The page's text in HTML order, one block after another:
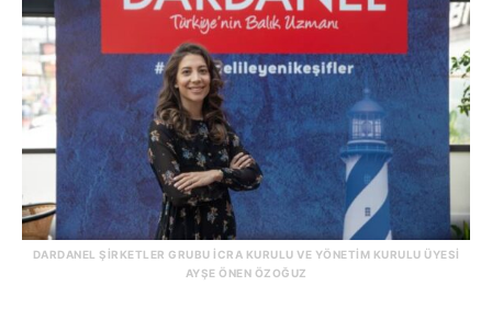
DARDANEL ŞIRKETLER GRUBU İCRA KURULU VE YÖNETIM KURULU ÜYESI
AYŞE ÖNEN ÖZOĞUZ